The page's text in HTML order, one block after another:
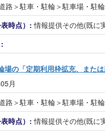
路＞駐車・駐輪＞駐車場・駐
表時点）:情報提供その他(既に
場の「定期利用枠拡充、また
月
路＞駐車・駐輪＞駐車場・駐
表時点）:情報提供その他(既に